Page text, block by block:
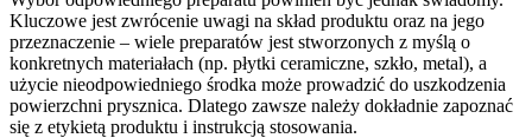
Kluczowe jest zwrócenie uwagi na skład produktu oraz na jego
przeznaczenie – wiele preparatów jest stworzonych z myślą o
konkretnych materiałach (np. płytki ceramiczne, szkło, metal), a
użycie nieodpowiedniego środka może prowadzić do uszkodzenia
powierzchni prysznica. Dlatego zawsze należy dokładnie zapoznać
się z etykietą produktu i instrukcją stosowania.